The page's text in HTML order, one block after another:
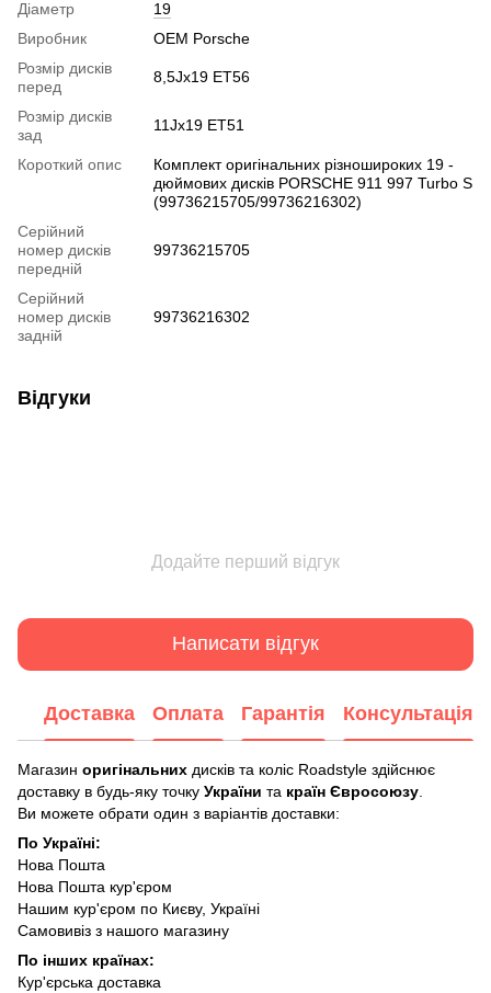
Діаметр
19
Виробник
OEM Porsche
Розмір дисків
перед
8,5Jx19 ET56
Розмір дисків
зад
11Jx19 ET51
Короткий опис
Комплект оригінальних різношироких 19 -
дюймових дисків PORSCHE 911 997 Turbo S
(99736215705/99736216302)
Серійний
номер дисків
передній
99736215705
Серійний
номер дисків
задній
99736216302
Відгуки
Додайте перший відгук
Написати відгук
Доставка Оплата Гарантія Консультація
Магазин оригінальних дисків та коліс Roadstyle здійснює
доставку в будь-яку точку України та країн Євросоюзу
Ви можете обрати один з варіантів доставки:
По Україні:
Нова Пошта
Нова Пошта кур'єром
Нашим кур'єром по Києву, Україні
Самовивіз з нашого магазину
По інших країнах:
Кур'єрська доставка